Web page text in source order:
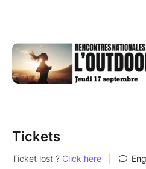
Tickets